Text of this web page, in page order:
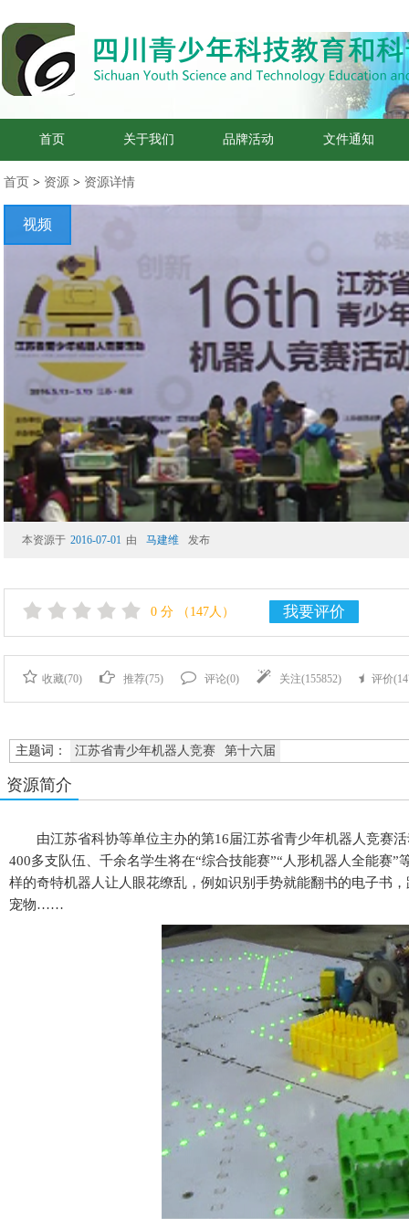
首页 关于我们 品牌活动 文件通知
首页 > 资源 > 资源详情
本资源于 2016-07-01 由 马建维 发布
视频
0 分 （147人） 我要评价
收藏(70) 推荐(75) 评论(0) 关注(155852) 评价(
主题词： 江苏省青少年机器人竞赛 第十六届
资源简介
由江苏省科协等单位主办的第16届江苏省青少年机器人竞赛活
400多支队伍、千余名学生将在“综合技能赛”“人形机器人全能赛
样的奇特机器人让人眼花缭乱，例如识别手势就能翻书的电子书
宠物……